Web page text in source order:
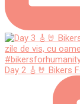
Day 2 🎸🤘 Bikers